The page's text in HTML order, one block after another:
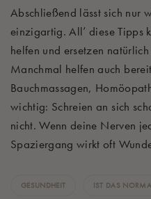
Abschließend lässt sich nur
einzigartig. All’ diese Tipps
helfen und ersetzen
Manchmal helfen auch
Bauchmassagen,
wichtig: Schreien an sich
nicht. Wenn deine Nerven
Spaziergang wirkt oft
GESUNDHEIT IST DAS